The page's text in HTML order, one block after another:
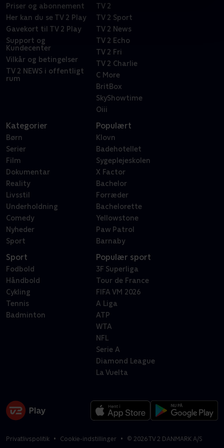
Priser og abonnement
Her kan du se TV 2 Play
Gavekort til TV 2 Play
Support og
Kundecenter
Vilkår og betingelser
TV 2 NEWS i offentligt
rum
TV 2
TV 2 Sport
TV 2 News
TV 2 Echo
TV 2 Fri
TV 2 Charlie
C More
BritBox
SkyShowtime
Oiii
Kategorier
Børn
Serier
Film
Dokumentar
Reality
Livsstil
Underholdning
Comedy
Nyheder
Sport
Populært
Klovn
Badehotellet
Sygeplejeskolen
X Factor
Bachelor
Forræder
Bachelorette
Yellowstone
Paw Patrol
Barnaby
Sport
Fodbold
Håndbold
Cykling
Tennis
Badminton
Populær sport
3F Superliga
Tour de France
FIFA VM 2026
A Liga
ATP
WTA
NFL
Serie A
Diamond League
La Vuelta
Privatlivspolitik Cookie-indstillinger © 2026TV 2 DANMARK A/S